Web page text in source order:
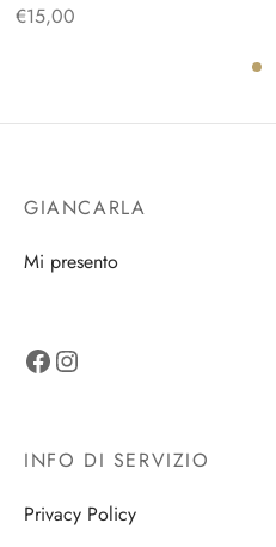
€15,00
GIANCARLA
Mi presento
Facebook
INFO DI SERVIZIO
Privacy Policy